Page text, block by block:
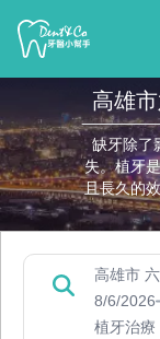
高雄
缺牙除了
失。植牙
且長久的
高雄市
8/6/2026
植牙治療